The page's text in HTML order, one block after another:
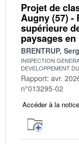
Projet de
Augny (57) -
supérieure
paysages en
BRENTRUP,
INSPECTION
DEVELOPPEMENT
Rapport: avr.
n°013295-02
Accéder à la notice